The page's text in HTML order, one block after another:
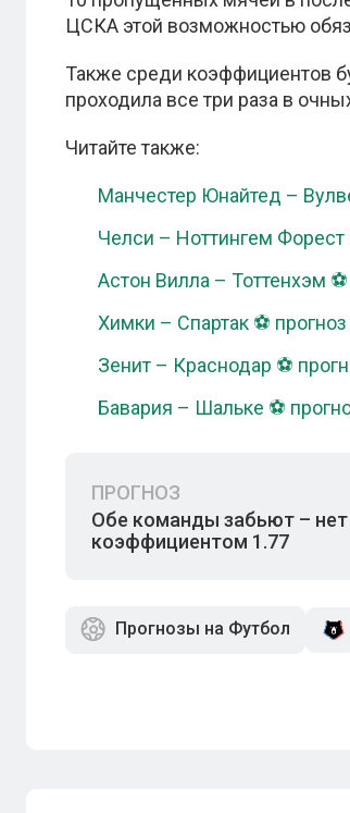
ЦСКА этой возможностью
Также среди коэффициентов
проходила все три раза в
Читайте также:
Манчестер Юнайтед –
Челси – Ноттингем Форест
Астон Вилла – Тоттенхэм
Химки – Спартак ⚽
Зенит – Краснодар ⚽
Бавария – Шальке ⚽
ПРОГНОЗ
Обе команды забьют – нет
коэффициентом 1.77
Прогнозы на Футбол